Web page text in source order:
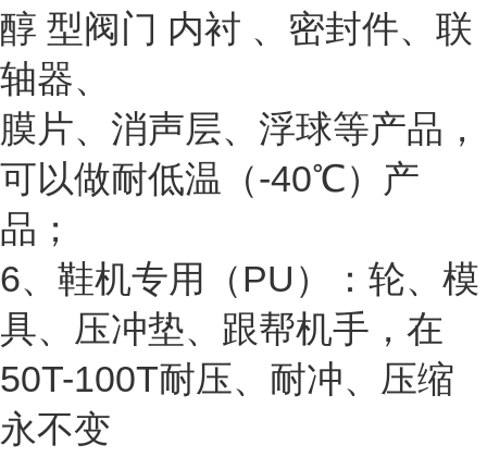
醇 型阀门 内衬 、密封件、联
轴器、
膜片、消声层、浮球等产品，
可以做耐低温（-40℃）产
品；
6、鞋机专用（PU）：轮、模
具、压冲垫、跟帮机手，在
50T-100T耐压、耐冲、压缩
永不变